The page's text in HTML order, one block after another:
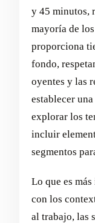
y 45 minutos,
mayoría de
proporciona
fondo,
oyentes y las
establecer
explorar los
incluir
segmentos
Lo que es
con los
al trabajo, las